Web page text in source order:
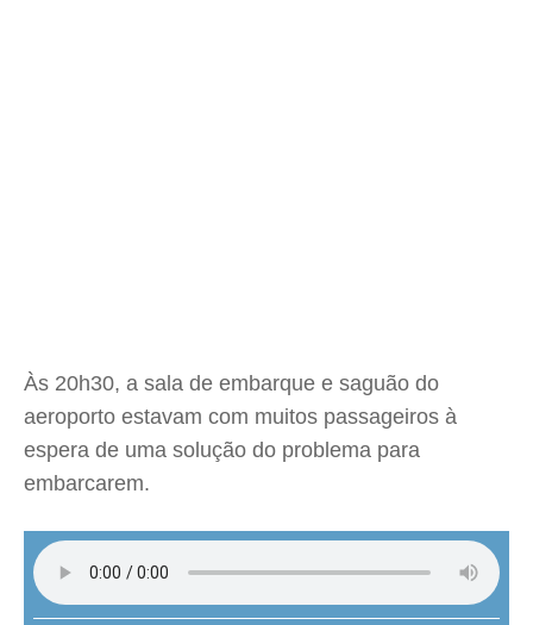
Às 20h30, a sala de embarque e saguão do
aeroporto estavam com muitos passageiros à
espera de uma solução do problema para
embarcarem.